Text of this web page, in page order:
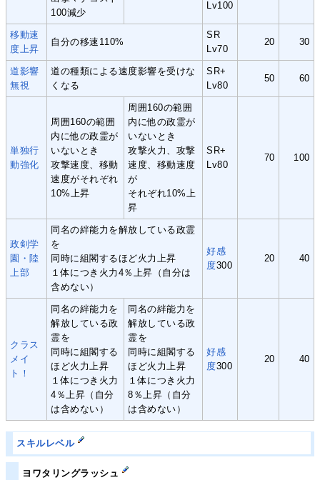
100減少
Lv100
移動速
度上昇
自分の移速110%
SR
Lv70
20 30
道影響
無視
道の種類による速度影響を受けな
くなる
SR+
Lv80
50 60
単独行
動強化
周囲160の範囲
内に他の政霊が
いないとき
攻撃速度、移動
速度がそれぞれ
10%上昇
周囲160の範囲
内に他の政霊が
いないとき
攻撃火力、攻撃
速度、移動速度
が
それぞれ10%上
昇
SR+
Lv80
70 100
政剣学
園・陸
上部
同名の絆能力を解放している政霊
を
同時に組閣するほど火力上昇
１体につき火力4％上昇（自分は
含めない）
好感
度300
20 40
クラス
メイ
ト！
同名の絆能力を
解放している政
霊を
同時に組閣する
ほど火力上昇
１体につき火力
4％上昇（自分
は含めない）
同名の絆能力を
解放している政
霊を
同時に組閣する
ほど火力上昇
１体につき火力
8％上昇（自分
は含めない）
好感
度300
20 40
スキルレベル
ヨワタリングラッシュ